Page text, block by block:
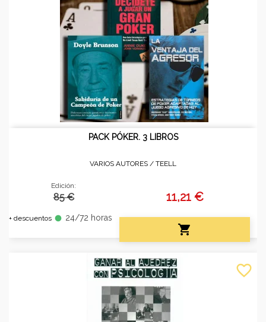
PACK PÓKER. 3 LIBROS
VARIOS AUTORES / TEELL
Edición:
85 €
+ descuentos fiber_manual_record 24/72 horas
11,21 €

favorite_border